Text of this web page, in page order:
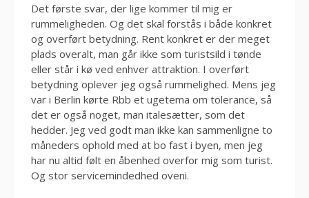
Det første svar, der lige kommer til mig er
rummeligheden. Og det skal forstås i både konkret
og overført betydning. Rent konkret er der meget
plads overalt, man går ikke som turistsild i tønde
eller står i kø ved enhver attraktion. I overført
betydning oplever jeg også rummelighed. Mens jeg
var i Berlin kørte Rbb et ugetema om tolerance, så
det er også noget, man italesætter, som det
hedder. Jeg ved godt man ikke kan sammenligne to
måneders ophold med at bo fast i byen, men jeg
har nu altid følt en åbenhed overfor mig som turist.
Og stor servicemindedhed oveni.